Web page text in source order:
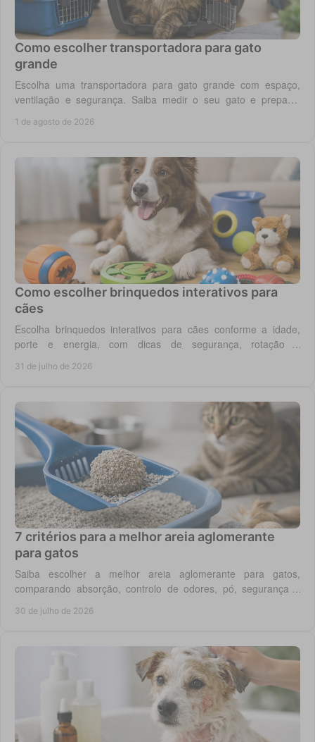
Como escolher transportadora para gato
grande
Escolha uma transportadora para gato grande com espaço,
ventilação e segurança. Saiba medir o seu gato e preparar
1 de agosto de 2026
Como escolher brinquedos interativos para
cães
Escolha brinquedos interativos para cães conforme a idade,
porte e energia, com dicas de segurança, rotação e
31 de julho de 2026
7 critérios para a melhor areia aglomerante
para gatos
Saiba escolher a melhor areia aglomerante para gatos,
comparando absorção, controlo de odores, pó, segurança e
30 de julho de 2026